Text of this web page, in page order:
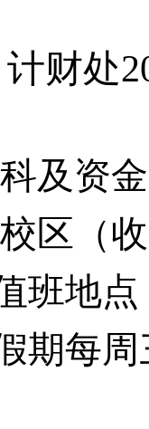
计财处
及资
区（
班地
期每